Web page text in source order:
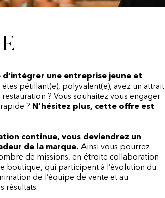
d’intégrer une entreprise jeune et
êtes pétillant(e), polyvalent(e), avez un attrait
? Vous souhaitez vous engager
? N’hésitez plus, cette offre est
continue, vous deviendrez un
de la marque. Ainsi vous pourrez
de missions, en étroite collaboration
boutique, qui participent à l’évolution du
de l’équipe de vente et au
résultats.